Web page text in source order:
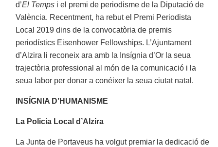
d’El Temps i el premi de periodisme de la Diputació de
València. Recentment, ha rebut el Premi Periodista
Local 2019 dins de la convocatòria de premis
periodístics Eisenhower Fellowships. L’Ajuntament
d’Alzira li reconeix ara amb la Insígnia d’Or la seua
trajectòria professional al món de la comunicació i la
seua labor per donar a conéixer la seua ciutat natal.
INSÍGNIA D’HUMANISME
La Policia Local d’Alzira
La Junta de Portaveus ha volgut premiar la dedicació de